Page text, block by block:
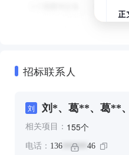
招标联系人
刘 刘*、葛**、葛**
相关项目： 155个
电话： 136 ****** 46